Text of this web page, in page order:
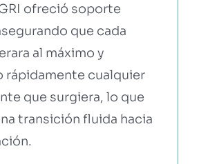
ofreció soporte
que cada
al máximo y
rápidamente cualquier
que surgiera, lo que
transición fluida hacia